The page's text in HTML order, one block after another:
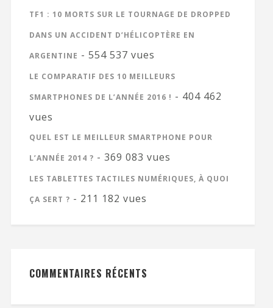
TF1 : 10 MORTS SUR LE TOURNAGE DE DROPPED
DANS UN ACCIDENT D’HÉLICOPTÈRE EN
ARGENTINE - 554 537 vues
LE COMPARATIF DES 10 MEILLEURS
SMARTPHONES DE L’ANNÉE 2016 ! - 404 462
vues
QUEL EST LE MEILLEUR SMARTPHONE POUR
L’ANNÉE 2014 ? - 369 083 vues
LES TABLETTES TACTILES NUMÉRIQUES, À QUOI
ÇA SERT ? - 211 182 vues
COMMENTAIRES RÉCENTS